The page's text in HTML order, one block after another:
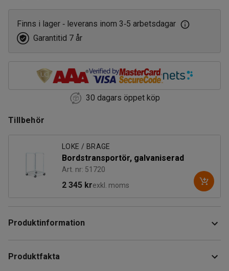
Finns i lager ‑ leverans inom 3‑5 arbetsdagar
Garantitid 7 år
30 dagars öppet köp
Tillbehör
LOKE / BRAGE
Bordstransportör, galvaniserad
Art. nr: 51720
2 345 krexkl. moms
Produktinformation
mässor, konferenser, utställningar och liknande. Det står
Produktfakta